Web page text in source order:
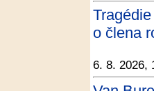
o člena
6. 8. 2026,